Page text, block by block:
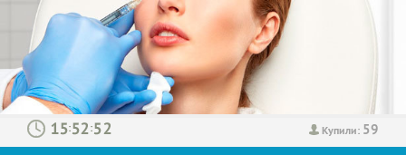
Купили: 59
: :